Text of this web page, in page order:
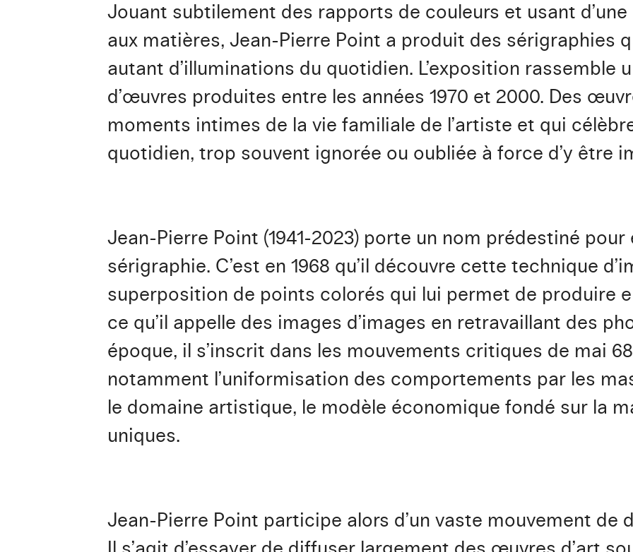
Jouant subtilement des rapports de couleurs et usant
aux matières, Jean-Pierre Point a produit des sérigraphies
autant d’illuminations du quotidien. L’exposition rassemble
d’œuvres produites entre les années 1970 et 2000. Des
moments intimes de la vie familiale de l’artiste et qui
quotidien, trop souvent ignorée ou oubliée à force d’y être
Jean-Pierre Point (1941-2023) porte un nom prédestiné
sérigraphie. C’est en 1968 qu’il découvre cette technique
superposition de points colorés qui lui permet de produire
ce qu’il appelle des images d’images en retravaillant des
époque, il s’inscrit dans les mouvements critiques de mai
notamment l’uniformisation des comportements par les
le domaine artistique, le modèle économique fondé sur la
uniques.
Jean-Pierre Point participe alors d’un vaste mouvement de